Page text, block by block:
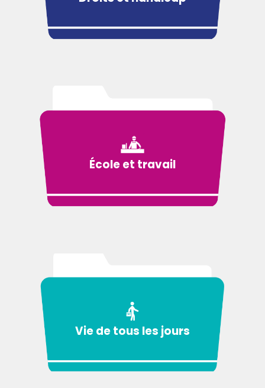
École et travail
Vie de tous les jours